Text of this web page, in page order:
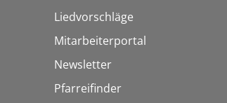
Liedvorschläge
Mitarbeiterportal
Newsletter
Pfarreifinder